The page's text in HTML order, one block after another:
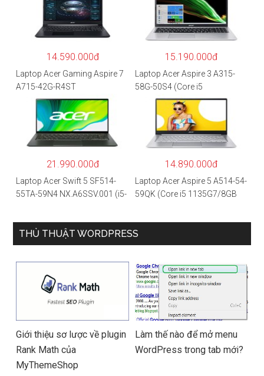
WQXGA/Win 11/Xám)
SSD/16″WQXGA/Dos/Trắng)
14.590.000đ
Laptop Acer Gaming Aspire 7
A715-42G-R4ST
NH.QAYSV.004 (R5
5500U/8GB RAM/256GB
SSD/15.6″FHD IPS/GTX1650
4GB/Win10) – Hàng chính
15.190.000đ
Laptop Acer Aspire 3 A315-
58G-50S4 (Core i5
1135G7/8GB
RAM/512GB/15.6″FHD/MX35
0 2GB/Win 10/Bạc)
21.990.000đ
Laptop Acer Swift 5 SF514-
55TA-59N4 NX.A6SSV.001 (i5-
anh) – Hàng chính hãng
14.890.000đ
Laptop Acer Aspire 5 A514-54-
59QK (Core i5 1135G7/8GB
THỦ THUẬT WORDPRESS
Giới thiệu sơ lược về plugin
Rank Math của
MyThemeShop
Làm thế nào để mở menu
WordPress trong tab mới?